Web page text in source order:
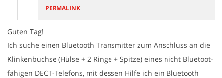
PERMALINK
Guten Tag!
Ich suche einen Bluetooth Transmitter zum Anschluss an die
Klinkenbuchse (Hülse + 2 Ringe + Spitze) eines nicht Bluetoot-
fähigen DECT-Telefons, mit dessen Hilfe ich ein Bluetooth